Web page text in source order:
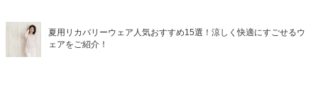
夏用リカバリーウェア人気おすすめ15選！涼しく快適にすごせるウ
ェアをご紹介！